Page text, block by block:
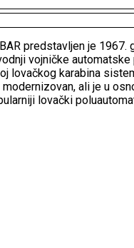
predstavljen je
vojničke
lovačkog karabina
ali je u
lovački